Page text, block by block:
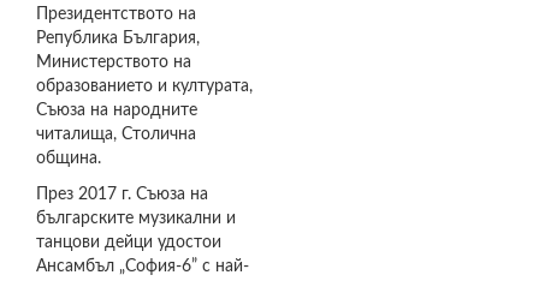
Президентството на
Република България,
Министерството на
образованието и културата,
Съюза на народните
читалища, Столична
община.
През 2017 г. Съюза на
българските музикални и
танцови дейци удостои
Ансамбъл „София-6” с най-